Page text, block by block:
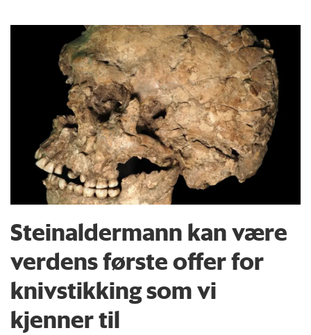
Steinaldermann kan være
verdens første offer for
knivstikking som vi
kjenner til